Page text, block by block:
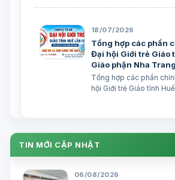
18/07/2026
Tổng hợp các phần
Đại hội Giới trẻ Giáo
Giáo phận Nha Trang
Tổng hợp các phần
hội Giới trẻ Giáo tỉnh
yếu của Đại hội Giới trẻ
TIN MỚI CẬP NHẬT
06/08/2026